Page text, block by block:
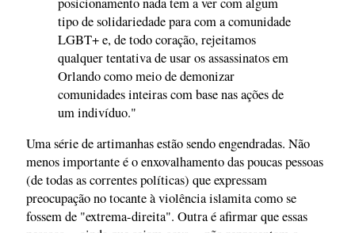
tipo de solidariedade para com a comunidade
LGBT+ e, de todo coração, rejeitamos
qualquer tentativa de usar os assassinatos em
Orlando como meio de demonizar
comunidades inteiras com base nas ações de
um indivíduo."
Uma série de artimanhas estão sendo engendradas. Não
menos importante é o enxovalhamento das poucas pessoas
(de todas as correntes políticas) que expressam
preocupação no tocante à violência islamita como se
fossem de "extrema-direita". Outra é afirmar que essas